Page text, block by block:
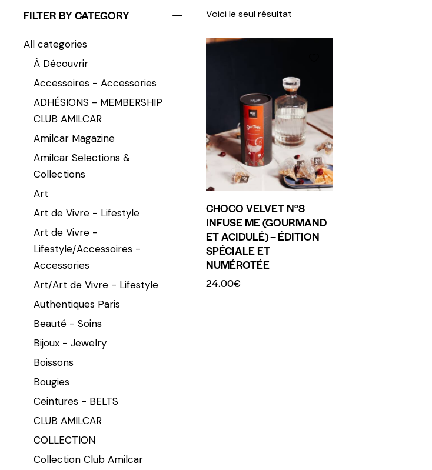
Voici le seul résultat
CHOCO VELVET N°8
INFUSE ME (GOURMAND
ET ACIDULÉ) – ÉDITION
SPÉCIALE ET
NUMÉROTÉE
24.00€
FILTER BY CATEGORY
All categories
À Découvrir
Accessoires - Accessories
ADHÉSIONS - MEMBERSHIP
CLUB AMILCAR
Amilcar Magazine
Amilcar Selections &
Collections
Art
Art de Vivre - Lifestyle
Art de Vivre -
Lifestyle/Accessoires -
Accessories
Art/Art de Vivre - Lifestyle
Authentiques Paris
Beauté - Soins
Bijoux - Jewelry
Boissons
Bougies
Ceintures - BELTS
CLUB AMILCAR
COLLECTION
Collection Club Amilcar